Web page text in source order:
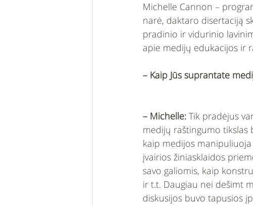
Michelle Cannon –
narė, daktaro disertaciją
pradinio ir vidurinio
apie medijų edukacijos ir
– Kaip Jūs suprantate
– Michelle: Tik pradėjus
medijų raštingumo tikslas
kaip medijos
įvairios žiniasklaidos
savo galiomis, kaip
ir t.t. Daugiau nei dešimt
diskusijos buvo tapusios